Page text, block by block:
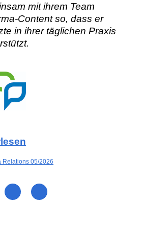
mit ihrem Team
Content so, dass er
in ihrer täglichen Praxis
Relations 05/2026